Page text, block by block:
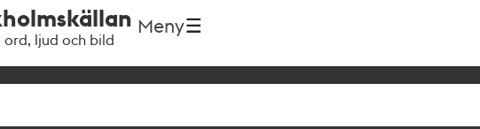
ord, ljud och bild
Meny